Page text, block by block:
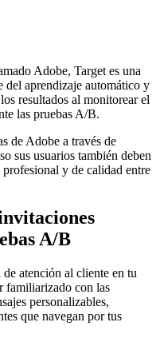
Adobe, Target es una
del aprendizaje automático y
resultados al monitorear el
las pruebas A/B.
de Adobe a través de
sus usuarios también deben
y de calidad entre
A/B
de atención al cliente en tu
familiarizado con las
personalizables,
que navegan por tus